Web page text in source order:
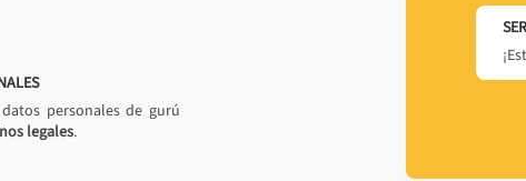
personales de gurú
legales.